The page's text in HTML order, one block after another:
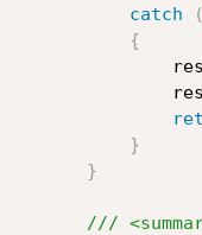
catch
(
{
}
}
///